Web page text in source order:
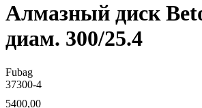
Алмазный диск
диам. 300/25.4
Fubag
37300-4
5400,00